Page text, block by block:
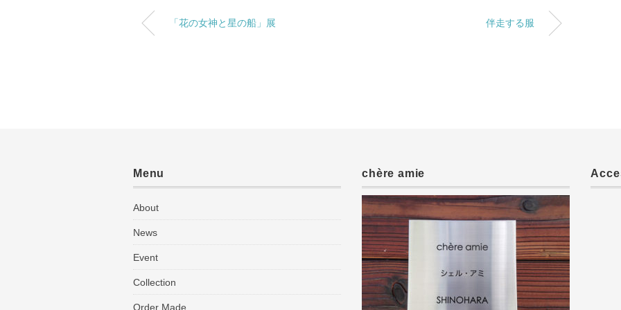
「花の女神と星の船」展 伴走する服
Menu
About
News
Event
Collection
Order Made
chère amie